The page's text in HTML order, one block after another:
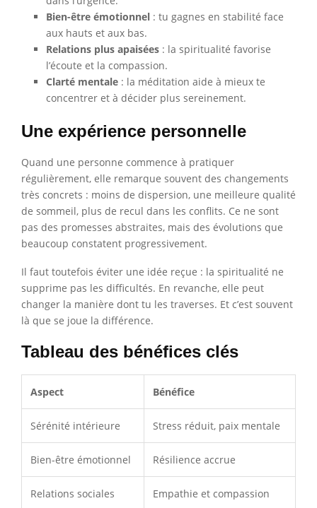
Bien-être émotionnel : tu gagnes en stabilité face
aux hauts et aux bas.
Relations plus apaisées : la spiritualité favorise
l’écoute et la compassion.
Clarté mentale : la méditation aide à mieux te
concentrer et à décider plus sereinement.
Une expérience personnelle
Quand une personne commence à pratiquer
régulièrement, elle remarque souvent des changements
très concrets : moins de dispersion, une meilleure qualité
de sommeil, plus de recul dans les conflits. Ce ne sont
pas des promesses abstraites, mais des évolutions que
beaucoup constatent progressivement.
Il faut toutefois éviter une idée reçue : la spiritualité ne
supprime pas les difficultés. En revanche, elle peut
changer la manière dont tu les traverses. Et c’est souvent
là que se joue la différence.
Tableau des bénéfices clés
Aspect Bénéfice
Sérénité intérieure Stress réduit, paix mentale
Bien-être émotionnel Résilience accrue
Relations sociales Empathie et compassion